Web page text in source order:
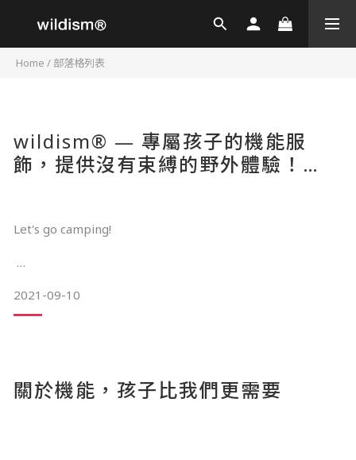
Home / 部落格列表
wildism® — 專屬孩子的機能服
飾，提供沒有束縛的野外體驗！
Let's go camping!
Joe 和 Linda 都很熱愛露營和戶外活動，孩子從小就跟著爸爸
媽媽一起玩，所以我們非常期待他們穿上 wildism® 的模樣和
2021-09-10
關於機能，孩子比我們更需要